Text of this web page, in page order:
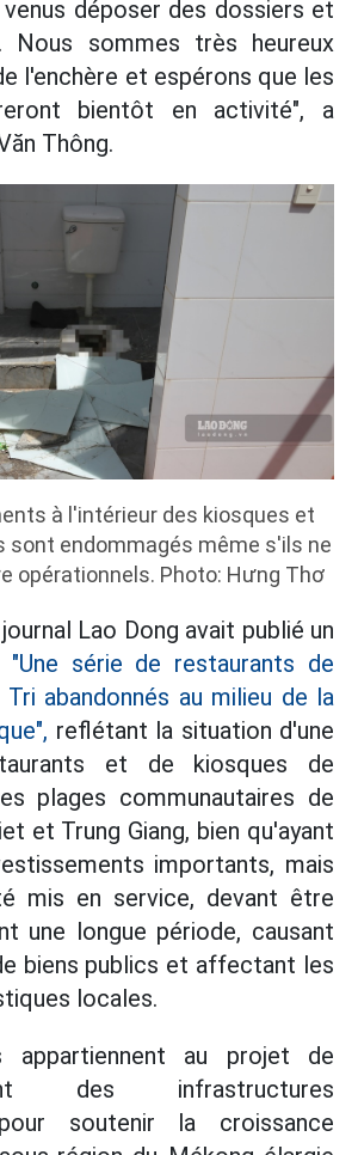
venus déposer des dossiers et
Nous sommes très heureux
l'enchère et espérons que les
bientôt en activité", a
Thông.
à l'intérieur des kiosques et
sont endommagés même s'ils ne
opérationnels. Photo: Hưng Thơ
Lao Dong avait publié un
"Une série de restaurants de
Tri abandonnés au milieu de la
reflétant la situation d'une
et de kiosques de
plages communautaires de
et Trung Giang, bien qu'ayant
importants, mais
mis en service, devant être
une longue période, causant
biens publics et affectant les
locales.
appartiennent au projet de
des infrastructures
soutenir la croissance